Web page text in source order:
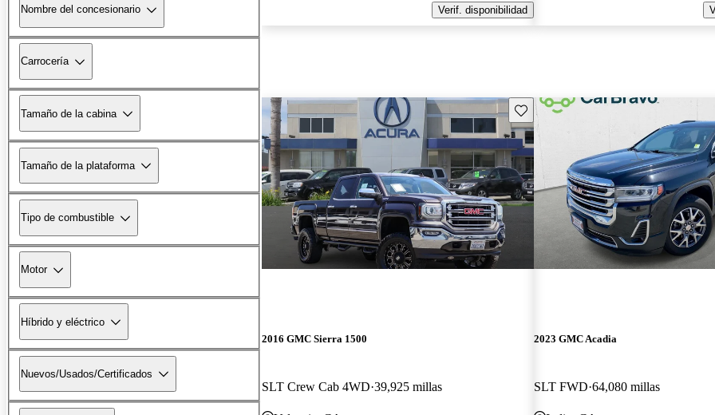
Nombre del concesionario
Carrocería
Tamaño de la cabina
Tamaño de la plataforma
Tipo de combustible
Motor
Híbrido y eléctrico
Nuevos/Usados/Certificados
Verif. disponibilidad
Guarda este Aviso
2016 GMC Sierra 1500
SLT Crew Cab 4WD 39,925 millas
2023 GMC Acadia
SLT FWD 64,080 millas